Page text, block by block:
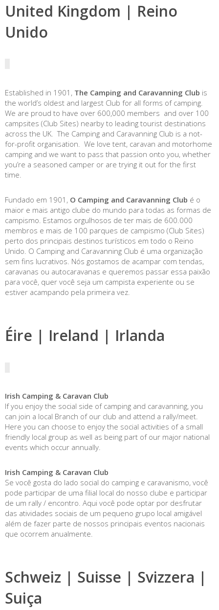
United Kingdom | Reino
Unido
Established in 1901, The Camping and Caravanning Club is
the world’s oldest and largest Club for all forms of camping.
We are proud to have over 600,000 members and over 100
campsites (Club Sites) nearby to leading tourist destinations
across the UK. The Camping and Caravanning Club is a not-
for-profit organisation. We love tent, caravan and motorhome
camping and we want to pass that passion onto you, whether
you’re a seasoned camper or are trying it out for the first
time.
Fundado em 1901, O Camping and Caravanning Club é o
maior e mais antigo clube do mundo para todas as formas de
campismo. Estamos orgulhosos de ter mais de 600.000
membros e mais de 100 parques de campismo (Club Sites)
perto dos principais destinos turísticos em todo o Reino
Unido. O Camping and Caravanning Club é uma organização
sem fins lucrativos. Nós gostamos de acampar com tendas,
caravanas ou autocaravanas e queremos passar essa paixão
para você, quer você seja um campista experiente ou se
estiver acampando pela primeira vez.
Éire | Ireland | Irlanda
Irish Camping & Caravan Club
If you enjoy the social side of camping and caravanning, you
can join a local Branch of our club and attend a rally/meet.
Here you can choose to enjoy the social activities of a small
friendly local group as well as being part of our major national
events which occur annually.
Irish Camping & Caravan Club
Se você gosta do lado social do camping e caravanismo, você
pode participar de uma filial local do nosso clube e participar
de um rally / encontro. Aqui você pode optar por desfrutar
das atividades sociais de um pequeno grupo local amigável
além de fazer parte de nossos principais eventos nacionais
que ocorrem anualmente.
Schweiz | Suisse | Svizzera |
Suiça